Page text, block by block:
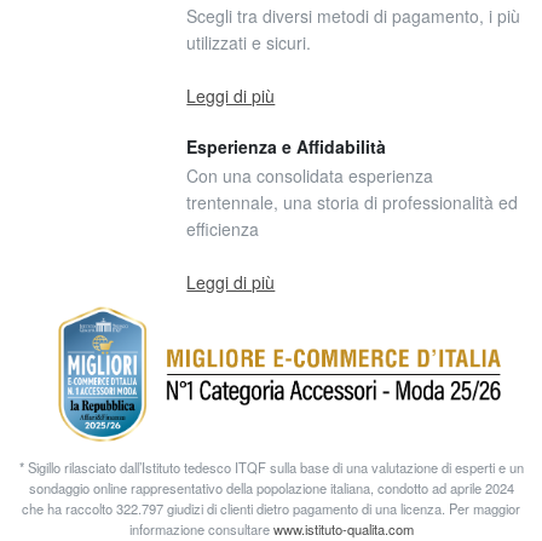
Scegli tra diversi metodi di pagamento, i più
utilizzati e sicuri.
Leggi di più
Esperienza e Affidabilità
Con una consolidata esperienza
trentennale, una storia di professionalità ed
efficienza
Leggi di più
* Sigillo rilasciato dall’Istituto tedesco ITQF sulla base di una valutazione di esperti e un
sondaggio online rappresentativo della popolazione italiana, condotto ad aprile 2024
che ha raccolto 322.797 giudizi di clienti dietro pagamento di una licenza. Per maggior
informazione consultarewww.istituto-qualita.com